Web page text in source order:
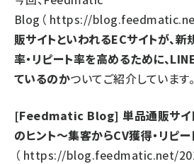
Blog（ https://
販サイトといわれるECサイトが、
率・リピート率を高めるために、
ているのかついてご紹介しています。
[Feedmatic Blog] 単品通販サイ
のヒント～集客からCV獲得・リピー
（ https://blog.feedmatic.net/